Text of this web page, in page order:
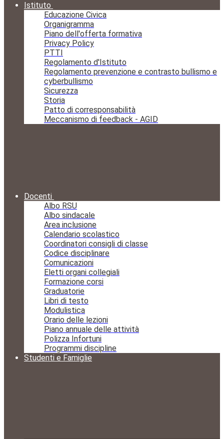
Istituto
Educazione Civica
Organigramma
Piano dell'offerta formativa
Privacy Policy
PTTI
Regolamento d'Istituto
Regolamento prevenzione e contrasto bullismo e
cyberbullismo
Sicurezza
Storia
Patto di corresponsabilità
Meccanismo di feedback - AGID
Docenti
Albo RSU
Albo sindacale
Area inclusione
Calendario scolastico
Coordinatori consigli di classe
Codice disciplinare
Comunicazioni
Eletti organi collegiali
Formazione corsi
Graduatorie
Libri di testo
Modulistica
Orario delle lezioni
Piano annuale delle attività
Polizza Infortuni
Programmi discipline
Studenti e Famiglie